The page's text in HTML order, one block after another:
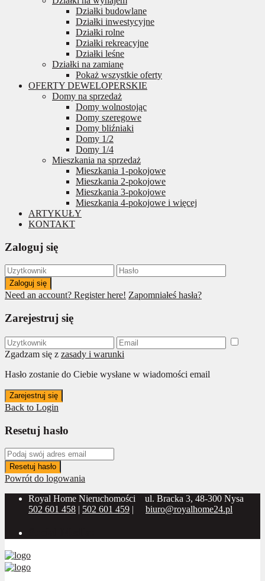
Działki budowlane
Działki inwestycyjne
Działki rolne
Działki rekreacyjne
Działki leśne
Działki na zamianę
Pokaż wszystkie oferty
OFERTY DEWELOPERSKIE
Domy na sprzedaż
Domy wolnostojąc
Domy szeregowe
Domy bliźniaki
Domy 1/2
Domy 1/4
Mieszkania na sprzedaż
Mieszkania 1-pokojowe
Mieszkania 2-pokojowe
Mieszkania 3-pokojowe
Mieszkania 4-pokojowe i więcej
ARTYKUŁY
KONTAKT
Zaloguj się
Zaloguj się
Need an account? Register here! Zapomniałeś hasła?
Zarejestruj się
Zgadzam się z zasady i warunki
Hasło zostanie do Ciebie wysłane w wiadomości email
Zarejestruj się
Back to Login
Resetuj hasło
Resetuj hasło
Powrót do logowania
Royal Home Nieruchomości
ul. Bracka 3, 48-300 Nysa
502 601 458 | 502 601 459 | biuro@royalhome24.pl